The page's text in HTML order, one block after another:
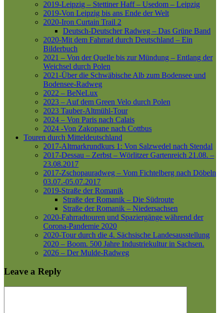
2019-Leipzig – Stettiner Haff – Usedom – Leipzig
2019-Von Leipzig bis ans Ende der Welt
2020-Iron Curtain Trail 2
Deutsch-Deutscher Radweg – Das Grüne Band
2020-Mit dem Fahrrad durch Deutschland – Ein
Bilderbuch
2021 – Von der Quelle bis zur Mündung – Entlang der
Weichsel durch Polen
2021-Über die Schwäbische Alb zum Bodensee und
Bodensee-Radweg
2022 – BeNeLux
2023 – Auf dem Green Velo durch Polen
2023 Tauber-Altmühl-Tour
2024 – Von Paris nach Calais
2024 -Von Zakopane nach Cottbus
Touren durch Mitteldeutschland
2017-Altmarkrundkurs 1: Von Salzwedel nach Stendal
2017-Dessau – Zerbst – Wörlitzer Gartenreich 21.08. –
23.08.2017
2017-Zschopauradweg – Vom Fichtelberg nach Döbeln
03.07.-05.07.2017
2019-Straße der Romanik
Straße der Romanik – Die Südroute
Straße der Romanik – Niedersachsen
2020-Fahrradtouren und Spaziergänge während der
Corona-Pandemie 2020
2020-Tour durch die 4. Sächsische Landesausstellung
2020 – Boom. 500 Jahre Industriekultur in Sachsen.
2026 – Der Mulde-Radweg
Leave a Reply